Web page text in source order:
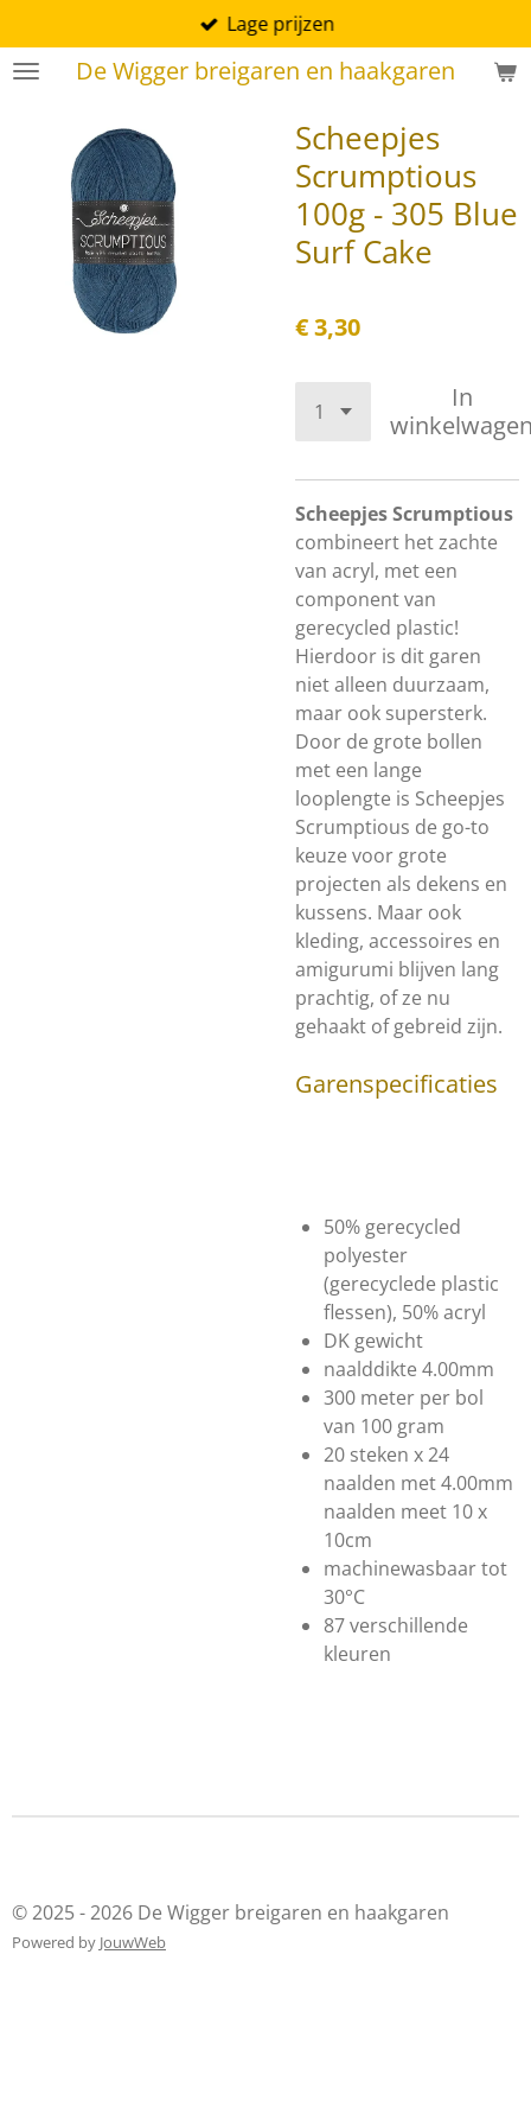
direct
naar
hoofdinhoud
De Wigger breigaren en haakgaren
Lage prijzen
Scheepjes
Scrumptious
100g - 305 Blue
Surf Cake
€ 3,30
In
Scheepjes Scrumptious
combineert het zachte
van acryl, met een
component van
gerecycled plastic!
Hierdoor is dit garen
niet alleen duurzaam,
maar ook supersterk.
Door de grote bollen
met een lange
looplengte is Scheepjes
Scrumptious de go-to
keuze voor grote
projecten als dekens en
kussens. Maar ook
kleding, accessoires en
amigurumi blijven lang
prachtig, of ze nu
gehaakt of gebreid zijn.
Garenspecificaties
50% gerecycled
polyester
(gerecyclede plastic
flessen), 50% acryl
DK gewicht
naalddikte 4.00mm
300 meter per bol
van 100 gram
20 steken x 24
naalden met 4.00mm
naalden meet 10 x
10cm
machinewasbaar tot
30°C
87 verschillende
kleuren
© 2025 - 2026 De Wigger breigaren en haakgaren
Powered by JouwWeb